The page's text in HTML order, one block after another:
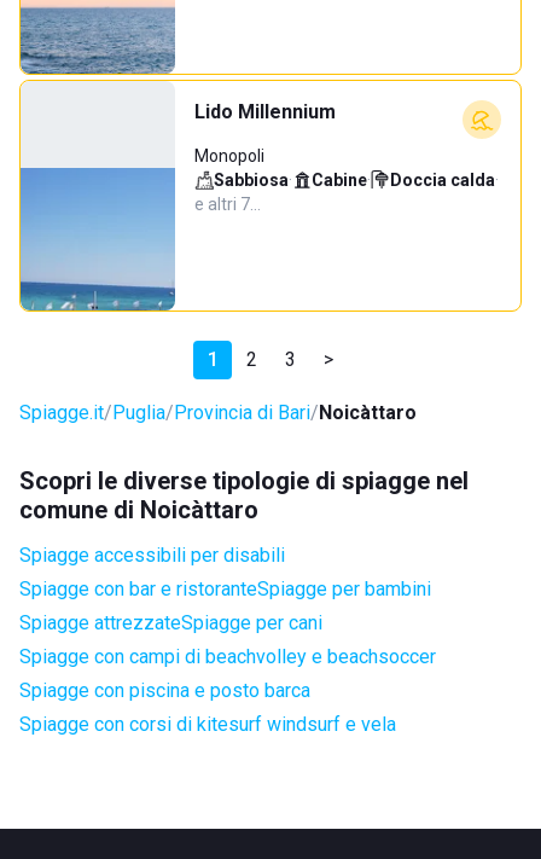
Lido Millennium
Monopoli
Sabbiosa· Cabine· Doccia calda·
e altri 7…
1 2 3 >
Spiagge.it Puglia Provincia di Bari Noicàttaro
Scopri le diverse tipologie di spiagge nel
comune di Noicàttaro
Spiagge accessibili per disabili
Spiagge con bar e ristoranteSpiagge per bambini
Spiagge attrezzateSpiagge per cani
Spiagge con campi di beachvolley e beachsoccer
Spiagge con piscina e posto barca
Spiagge con corsi di kitesurf windsurf e vela